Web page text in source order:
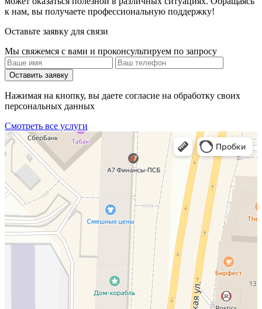
к нам, вы получаете профессиональную поддержку!
Оставьте заявку для связи
Мы свяжемся с вами и проконсультируем по запросу
Оставить заявку
Нажимая на кнопку, вы даете согласие на обработку своих
персональных данных
Смотреть все услуги